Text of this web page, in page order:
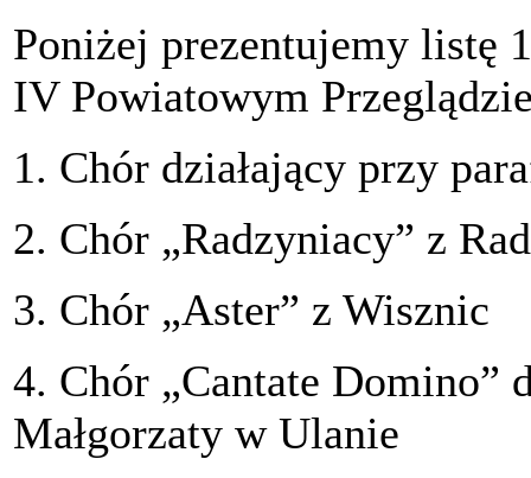
Poniżej prezentujemy listę
IV Powiatowym
1. Chór działający przy
2. Chór „Radzyniacy” z
3. Chór „Aster” z Wisznic
4. Chór „Cantate Domino”
Małgorzaty w Ulanie